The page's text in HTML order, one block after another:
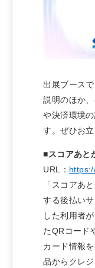
出展ブース
説明のほか
や決済環境
す。ぜひお立
■スコアあと
URL：
「スコアあ
する後払い
した利用者
たQRコード
カード情報
品からクレ